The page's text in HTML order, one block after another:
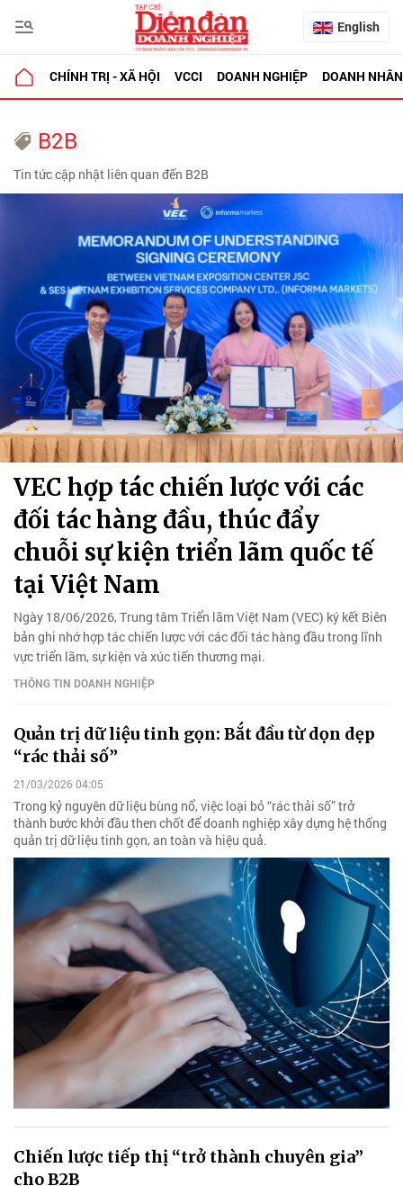
English
CHÍNH TRỊ - XÃ HỘI VCCI DOANH NGHIỆP DOANH NHÂN
B2B
Tin tức cập nhật liên quan đến B2B
VEC hợp tác chiến lược với các
đối tác hàng đầu, thúc đẩy
chuỗi sự kiện triển lãm quốc tế
tại Việt Nam
Ngày 18/06/2026, Trung tâm Triển lãm Việt Nam (VEC) ký kết Biên
bản ghi nhớ hợp tác chiến lược với các đối tác hàng đầu trong lĩnh
vực triển lãm, sự kiện và xúc tiến thương mại.
THÔNG TIN DOANH NGHIỆP
Quản trị dữ liệu tinh gọn: Bắt đầu từ dọn dẹp
“rác thải số”
21/03/2026 04:05
Trong kỷ nguyên dữ liệu bùng nổ, việc loại bỏ “rác thải số” trở
thành bước khởi đầu then chốt để doanh nghiệp xây dựng hệ thống
quản trị dữ liệu tinh gọn, an toàn và hiệu quả.
Chiến lược tiếp thị “trở thành chuyên gia”
cho B2B